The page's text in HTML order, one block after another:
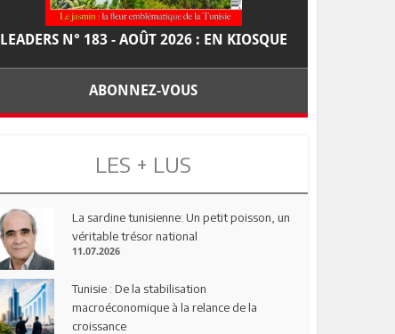
LEADERS N° 183 - AOÛT 2026 : EN KIOSQUE
ABONNEZ-VOUS
LES + LUS
La sardine tunisienne: Un petit poisson, un
véritable trésor national
11.07.2026
Tunisie : De la stabilisation
macroéconomique à la relance de la
croissance